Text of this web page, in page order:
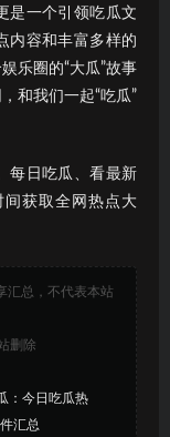
是一个引领吃瓜文
内容和丰富多样的
乐圈的“大瓜”故事
和我们一起“吃瓜”
每日吃瓜、看最新
间获取全网热点大
汇总，不代表本站
删除
：今日吃瓜热
汇总